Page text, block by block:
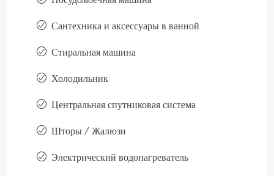
Сантехника и аксессуары в ванной
Стиральная машина
Холодильник
Центральная спутниковая система
Шторы / Жалюзи
Электрический водонагреватель